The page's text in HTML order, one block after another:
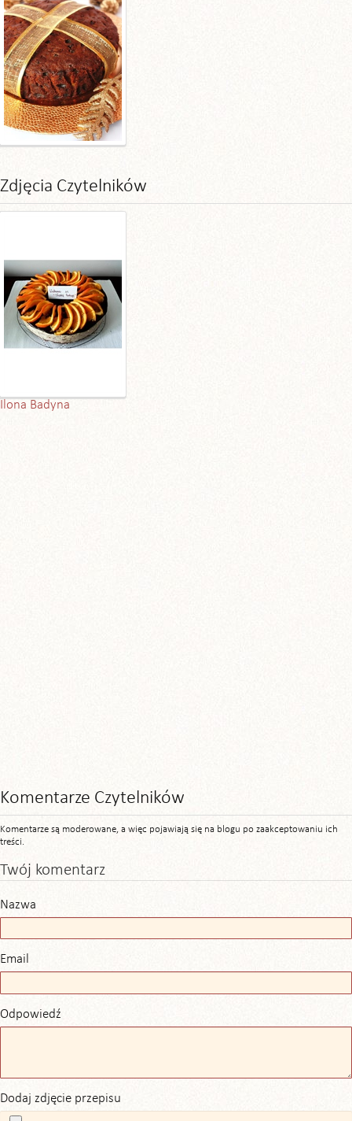
Zdjęcia Czytelników
Ilona Badyna
Komentarze Czytelników
Komentarze są moderowane, a więc pojawiają się na blogu po zaakceptowaniu ich
treści.
Twój komentarz
Nazwa
Email
Odpowiedź
Dodaj zdjęcie przepisu